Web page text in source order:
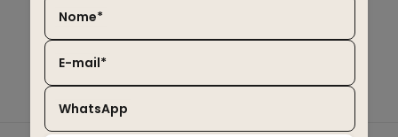
Nome*
E-mail*
WhatsApp